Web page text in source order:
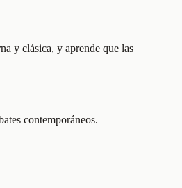
y clásica, y aprende que las
contemporáneos.